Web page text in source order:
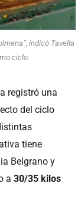
indicó Tavella
ciclo.
registró una
del ciclo
tiene
Belgrano y
a 30/35 kilos